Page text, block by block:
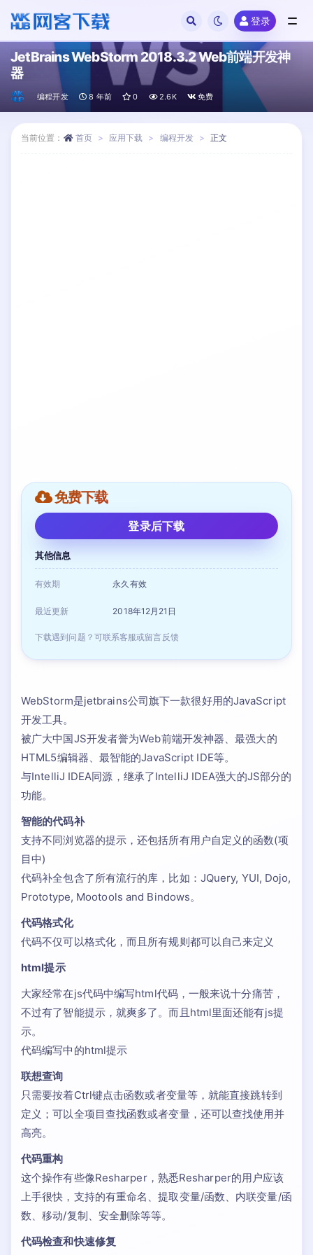
登录
JetBrains WebStorm 2018.3.2 Web前端开发神
器
编程开发 8 年前 0 2.6K 免费
当前位置： 首页 应用下载 编程开发 正文
免费下载
登录后下载
其他信息
有效期 永久有效
最近更新 2018年12月21日
下载遇到问题？可联系客服或留言反馈
WebStorm是jetbrains公司旗下一款很好用的JavaScript
开发工具。
被广大中国JS开发者誉为Web前端开发神器、最强大的
HTML5编辑器、最智能的JavaScript IDE等。
与IntelliJ IDEA同源，继承了IntelliJ IDEA强大的JS部分的
功能。
智能的代码补
支持不同浏览器的提示，还包括所有用户自定义的函数(项
目中)
代码补全包含了所有流行的库，比如：JQuery, YUI, Dojo,
Prototype, Mootools and Bindows。
代码格式化
代码不仅可以格式化，而且所有规则都可以自己来定义
html提示
大家经常在js代码中编写html代码，一般来说十分痛苦，
不过有了智能提示，就爽多了。而且html里面还能有js提
示。
代码编写中的html提示
联想查询
只需要按着Ctrl键点击函数或者变量等，就能直接跳转到
定义；可以全项目查找函数或者变量，还可以查找使用并
高亮。
代码重构
这个操作有些像Resharper，熟悉Resharper的用户应该
上手很快，支持的有重命名、提取变量/函数、内联变量/函
数、移动/复制、安全删除等等。
代码检查和快速修复
全部